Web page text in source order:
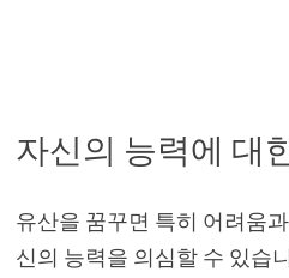
자신의 능력에 대
유산을 꿈꾸면 특히 어려움
신의 능력을 의심할 수 있습